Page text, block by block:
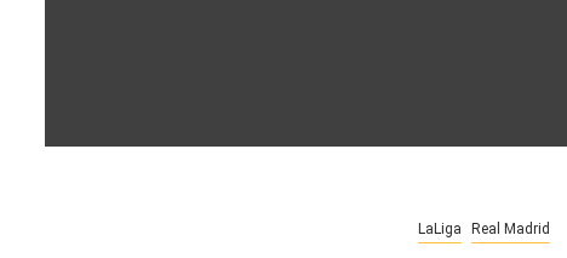
LaLiga Real Madrid